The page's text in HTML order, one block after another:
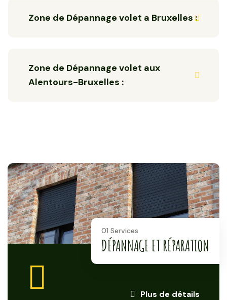
Zone de Dépannage volet a Bruxelles :
Zone de Dépannage volet aux
Alentours-Bruxelles :
Plus de détails
01 Services
DÉPANNAGE ET RÉPARATION